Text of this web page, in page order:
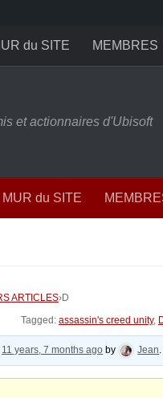
du SITE MEMBRES
et actionnaires d'Ubisoft
MUR du SITE
ARTICLES›D
Tagged: assassin's creed unity,
11 years, 7 months ago by Jean.